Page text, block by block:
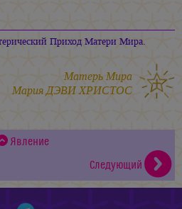
Приход Матери Мира.
Матерь Мира
Мария ДЭВИ ХРИСТОС
Явление
Следующий